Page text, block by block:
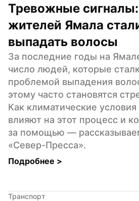
Тревожные
жителей Ямала
выпадать волосы
За последние годы на
число людей, которые
проблемой выпадения
этому часто становятся
Как климатические
влияют на этот процесс и
за помощью —
«Север-Пресса».
Подробнее >
Транспорт